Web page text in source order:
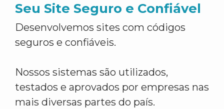
Seu Site Seguro e Confiável
Desenvolvemos sites com códigos
seguros e confiáveis.
Nossos sistemas são utilizados,
testados e aprovados por empresas nas
mais diversas partes do país.